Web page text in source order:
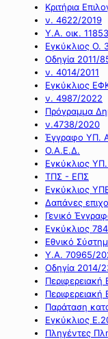
Κριτήρια
ν. 4622/2019
Υ.Α. οικ.
Εγκύκλιος Ο.
Οδηγία 2011/
ν. 4014/2011
Εγκύκλιος
ν. 4987/2022
Πρόγραμμα
ν.4738/2020
Έγγραφο ΥΠ.
Ο.Α.Ε.Δ.
Εγκύκλιος
ΤΠΣ - ΕΠΣ
Εγκύκλιος
Δαπάνες
Γενικό
Εγκύκλιος
Εθνικό
Υ.Α. 70965/
Οδηγία 2014/
Περιφερειακή
Παράταση
Εγκύκλιος
Πληγέντες